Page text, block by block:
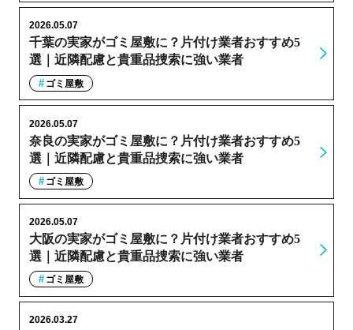
千葉の実家がゴミ屋敷に？片付け業者おすすめ5
選｜近隣配慮と貴重品捜索に強い業者
2026.05.07
ゴミ屋敷
奈良の実家がゴミ屋敷に？片付け業者おすすめ5
選｜近隣配慮と貴重品捜索に強い業者
2026.05.07
ゴミ屋敷
大阪の実家がゴミ屋敷に？片付け業者おすすめ5
選｜近隣配慮と貴重品捜索に強い業者
2026.05.07
ゴミ屋敷
2026.03.27